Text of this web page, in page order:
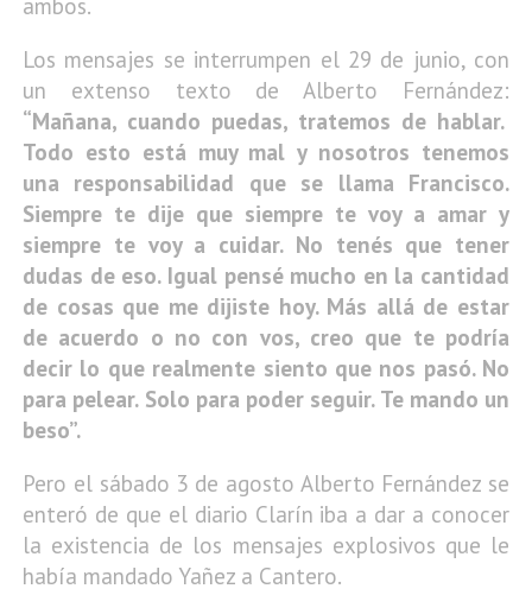
ambos.
Los mensajes se interrumpen el 29 de junio, con
un extenso texto de Alberto Fernández:
“Mañana, cuando puedas, tratemos de hablar.
Todo esto está muy mal y nosotros tenemos
una responsabilidad que se llama Francisco.
Siempre te dije que siempre te voy a amar y
siempre te voy a cuidar. No tenés que tener
dudas de eso. Igual pensé mucho en la cantidad
de cosas que me dijiste hoy. Más allá de estar
de acuerdo o no con vos, creo que te podría
decir lo que realmente siento que nos pasó. No
para pelear. Solo para poder seguir. Te mando un
beso”.
Pero el sábado 3 de agosto Alberto Fernández se
enteró de que el diario Clarín iba a dar a conocer
la existencia de los mensajes explosivos que le
había mandado Yañez a Cantero.